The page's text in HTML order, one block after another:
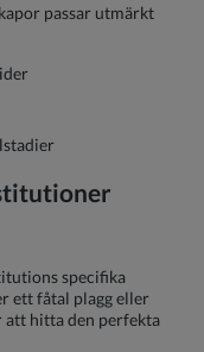
passar utmärkt
specifika
ett fåtal plagg eller
hitta den perfekta